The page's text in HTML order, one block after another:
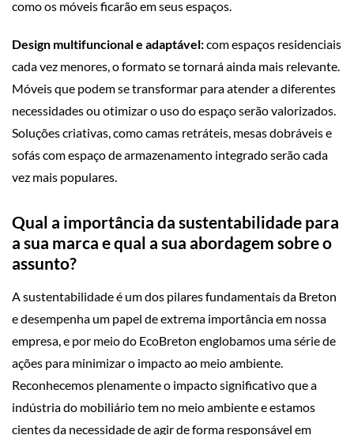
como os móveis ficarão em seus espaços.
Design multifuncional e adaptável:com espaços residenciais
cada vez menores, o formato se tornará ainda mais relevante.
Móveis que podem se transformar para atender a diferentes
necessidades ou otimizar o uso do espaço serão valorizados.
Soluções criativas, como camas retráteis, mesas dobráveis e
sofás com espaço de armazenamento integrado serão cada
vez mais populares.
Qual a importância da sustentabilidade para
a sua marca e qual a sua abordagem sobre o
assunto?
A sustentabilidade é um dos pilares fundamentais da Breton
e desempenha um papel de extrema importância em nossa
empresa, e por meio do EcoBreton englobamos uma série de
ações para minimizar o impacto ao meio ambiente.
Reconhecemos plenamente o impacto significativo que a
indústria do mobiliário tem no meio ambiente e estamos
cientes da necessidade de agir de forma responsável em